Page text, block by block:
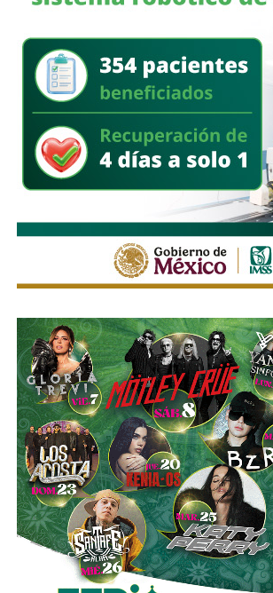
delincuentes y asegura armas durante